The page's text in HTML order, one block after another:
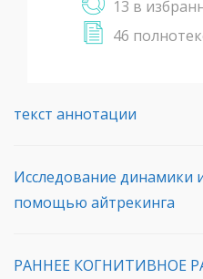
13 в
46
текст аннотации
Исследование динамики
помощью айтрекинга
РАННЕЕ КОГНИТИВНОЕ